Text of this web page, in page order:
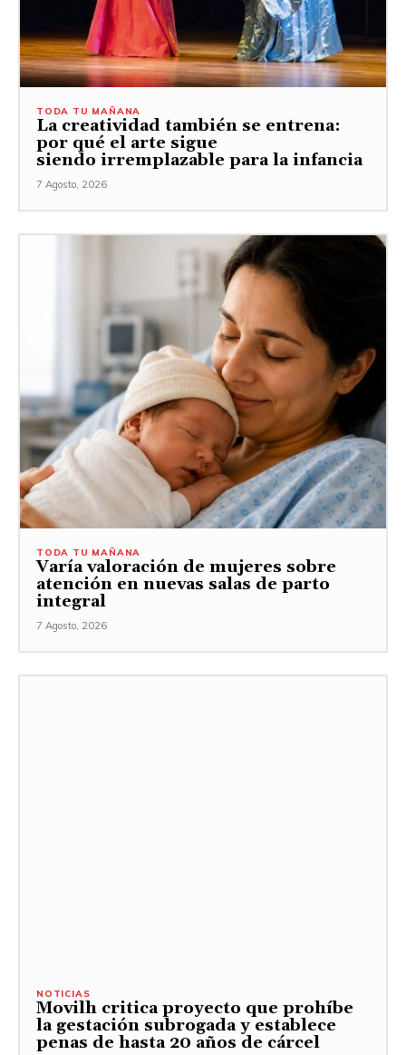
TODA TU MAÑANA
La creatividad también se entrena:
por qué el arte sigue
siendo irremplazable para la infancia
7 Agosto, 2026
TODA TU MAÑANA
Varía valoración de mujeres sobre
atención en nuevas salas de parto
integral
7 Agosto, 2026
NOTICIAS
Movilh critica proyecto que prohíbe
la gestación subrogada y establece
penas de hasta 20 años de cárcel